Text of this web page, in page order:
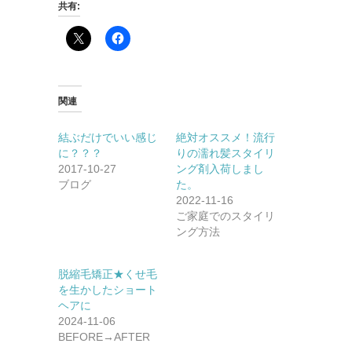
共有:
関連
結ぶだけでいい感じ
に？？？
2017-10-27
ブログ
絶対オススメ！流行
りの濡れ髪スタイリ
ング剤入荷しまし
た。
2022-11-16
ご家庭でのスタイリ
ング方法
脱縮毛矯正★くせ毛
を生かしたショート
ヘアに
2024-11-06
BEFORE→AFTER